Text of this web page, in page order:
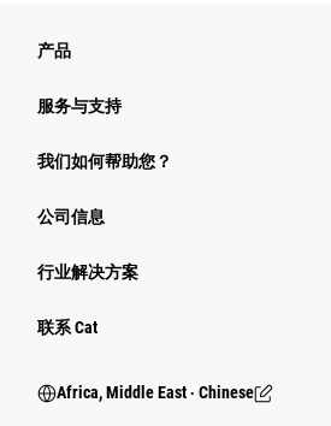
产品
服务与支持
我们如何帮助您？
公司信息
行业解决方案
行业
联系 Cat
Africa, Middle East ‧ Chinese